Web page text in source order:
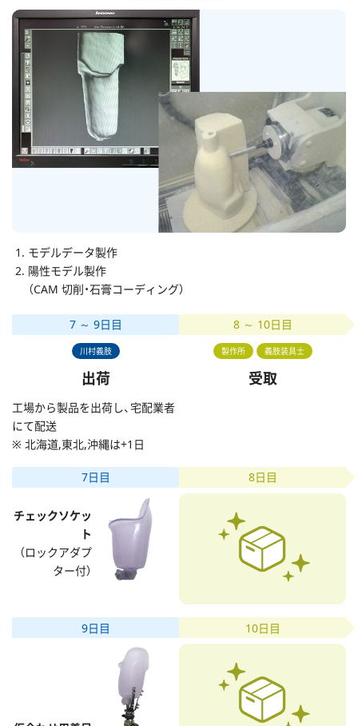
モデルデータ製作
陽性モデル製作
（CAM 切削・石膏コーディング）
7 ～ 9日目
川村義肢
出荷
工場から製品を出荷し、宅配業者
にて配送
※ 北海道,東北,沖縄は+1日
8 ～ 10日目
製作所 義肢装具士
受取
7日目
チェックソケッ
ト
（ロックアダプ
ター付）
8日目
9日目 10日目